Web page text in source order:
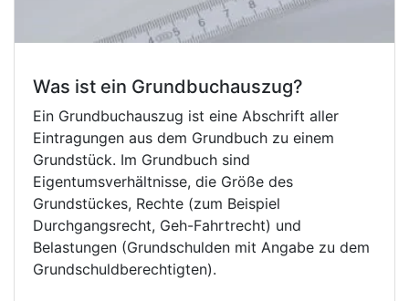
Was ist ein Grundbuchauszug?
Ein Grundbuchauszug ist eine Abschrift aller
Eintragungen aus dem Grundbuch zu einem
Grundstück. Im Grundbuch sind
Eigentumsverhältnisse, die Größe des
Grundstückes, Rechte (zum Beispiel
Durchgangsrecht, Geh-Fahrtrecht) und
Belastungen (Grundschulden mit Angabe zu dem
Grundschuldberechtigten).